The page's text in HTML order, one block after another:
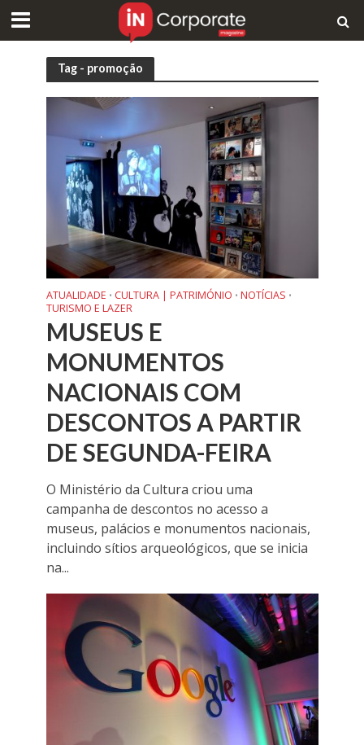
Tag - promoção
ATUALIDADE • CULTURA | PATRIMÓNIO • NOTÍCIAS •
TURISMO E LAZER
MUSEUS E
MONUMENTOS
NACIONAIS COM
DESCONTOS A PARTIR
DE SEGUNDA-FEIRA
O Ministério da Cultura criou uma
campanha de descontos no acesso a
museus, palácios e monumentos nacionais,
incluindo sítios arqueológicos, que se inicia
na...